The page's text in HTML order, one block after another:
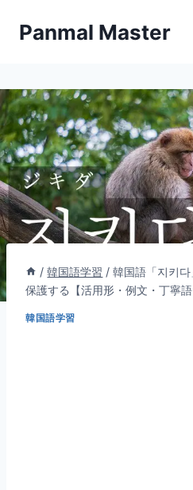
キ
ッ
プ
Panmal Master
/ 韓国語学習 / 韓国語「지키
保護する【活用形・例文・丁寧語
韓国語学習